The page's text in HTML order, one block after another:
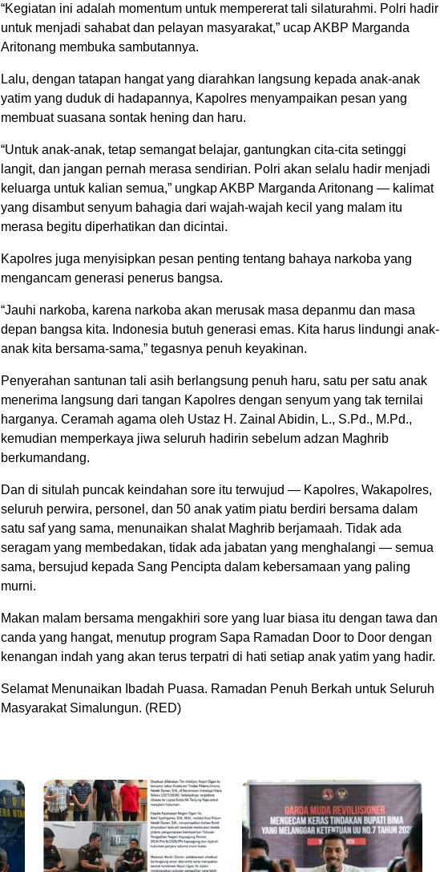
“Kegiatan ini adalah momentum untuk mempererat tali silaturahmi. Polri hadir
untuk menjadi sahabat dan pelayan masyarakat,” ucap AKBP Marganda
Aritonang membuka sambutannya.
Lalu, dengan tatapan hangat yang diarahkan langsung kepada anak-anak
yatim yang duduk di hadapannya, Kapolres menyampaikan pesan yang
membuat suasana sontak hening dan haru.
“Untuk anak-anak, tetap semangat belajar, gantungkan cita-cita setinggi
langit, dan jangan pernah merasa sendirian. Polri akan selalu hadir menjadi
keluarga untuk kalian semua,” ungkap AKBP Marganda Aritonang — kalimat
yang disambut senyum bahagia dari wajah-wajah kecil yang malam itu
merasa begitu diperhatikan dan dicintai.
Kapolres juga menyisipkan pesan penting tentang bahaya narkoba yang
mengancam generasi penerus bangsa.
“Jauhi narkoba, karena narkoba akan merusak masa depanmu dan masa
depan bangsa kita. Indonesia butuh generasi emas. Kita harus lindungi anak-
anak kita bersama-sama,” tegasnya penuh keyakinan.
Penyerahan santunan tali asih berlangsung penuh haru, satu per satu anak
menerima langsung dari tangan Kapolres dengan senyum yang tak ternilai
harganya. Ceramah agama oleh Ustaz H. Zainal Abidin, L., S.Pd., M.Pd.,
kemudian memperkaya jiwa seluruh hadirin sebelum adzan Maghrib
berkumandang.
Dan di situlah puncak keindahan sore itu terwujud — Kapolres, Wakapolres,
seluruh perwira, personel, dan 50 anak yatim piatu berdiri bersama dalam
satu saf yang sama, menunaikan shalat Maghrib berjamaah. Tidak ada
seragam yang membedakan, tidak ada jabatan yang menghalangi — semua
sama, bersujud kepada Sang Pencipta dalam kebersamaan yang paling
murni.
Makan malam bersama mengakhiri sore yang luar biasa itu dengan tawa dan
canda yang hangat, menutup program Sapa Ramadan Door to Door dengan
kenangan indah yang akan terus terpatri di hati setiap anak yatim yang hadir.
Selamat Menunaikan Ibadah Puasa. Ramadan Penuh Berkah untuk Seluruh
Masyarakat Simalungun. (RED)